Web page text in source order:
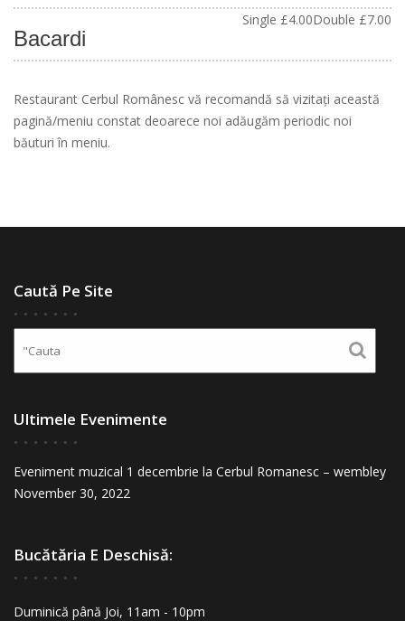
Bacardi
Single £4.00Double £7.00
Restaurant Cerbul Românesc vă recomandă să vizitați această
pagină/meniu constat deoarece noi adăugăm periodic noi
băuturi în meniu.
Caută Pe Site
Ultimele Evenimente
Eveniment muzical 1 decembrie la Cerbul Romanesc – wembley
November 30, 2022
Bucătăria E Deschisă:
Duminică până Joi, 11am - 10pm